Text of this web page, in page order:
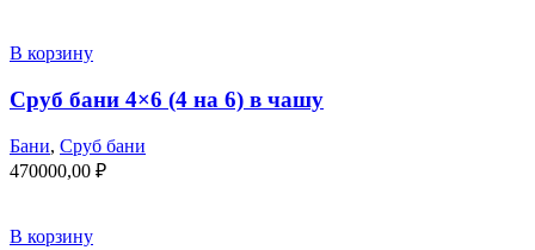
В корзину
Сруб бани 4×6 (4 на 6) в чашу
Бани, Сруб бани
470000,00 ₽
В корзину